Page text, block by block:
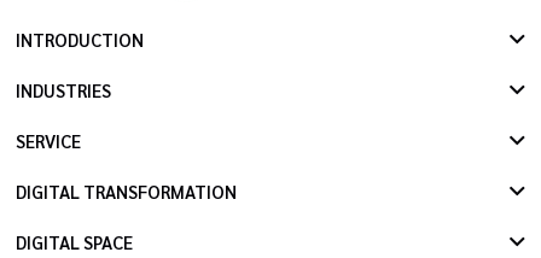
INTRODUCTION
INDUSTRIES
SERVICE
DIGITAL TRANSFORMATION
DIGITAL SPACE